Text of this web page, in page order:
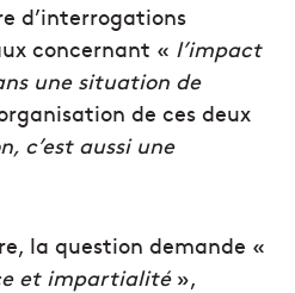
d’interrogations
concernant « l’impact
une situation de
de ces deux
c’est aussi une
la question demande «
et impartialité»,